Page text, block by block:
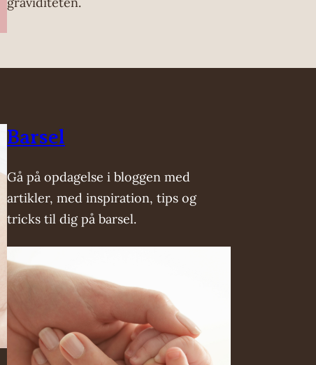
Barsel
Gå på opdagelse i bloggen med
artikler, med inspiration, tips og
tricks til dig på barsel.